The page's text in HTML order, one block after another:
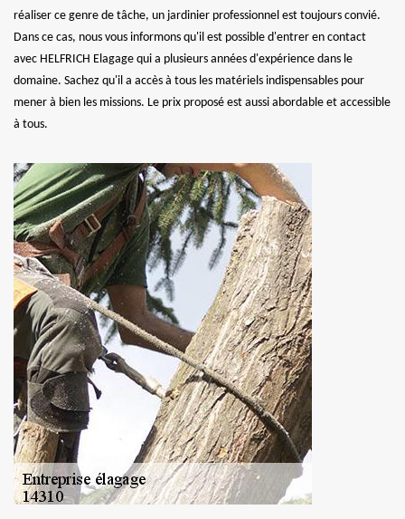
réaliser ce genre de tâche, un jardinier professionnel est toujours convié.
Dans ce cas, nous vous informons qu'il est possible d'entrer en contact
avec HELFRICH Elagage qui a plusieurs années d'expérience dans le
domaine. Sachez qu'il a accès à tous les matériels indispensables pour
mener à bien les missions. Le prix proposé est aussi abordable et accessible
à tous.